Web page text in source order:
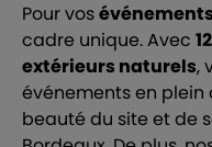
Pour vos
cadre unique. Avec
extérieurs naturels,
événements en
beauté du site et de